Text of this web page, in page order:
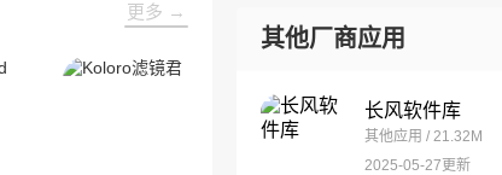
更多 →
其他厂商应用
长风软件库
其他应用 / 21.32M
2025-05-27更新